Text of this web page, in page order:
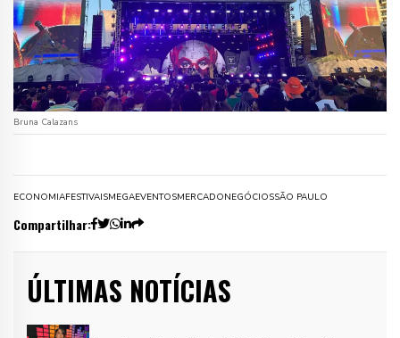
Bruna Calazans
ECONOMIAFESTIVAISMEGAEVENTOSMERCADONEGÓCIOSSÃO PAULO
Compartilhar:
ÚLTIMAS NOTÍCIAS